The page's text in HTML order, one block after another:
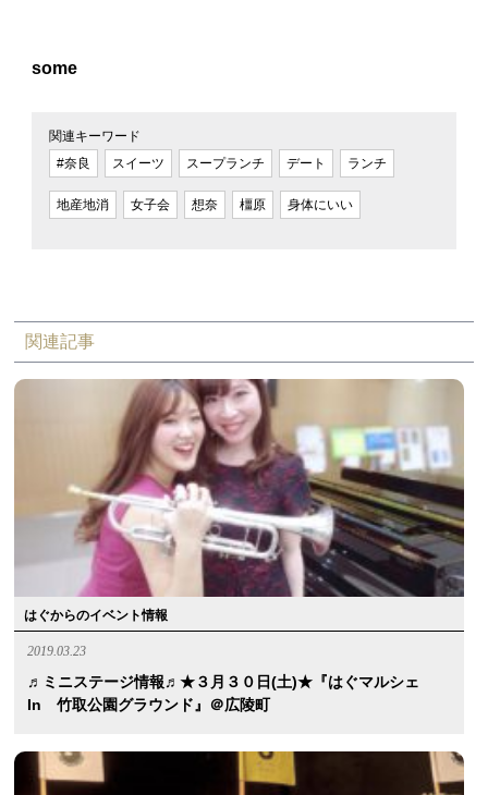
some
関連キーワード
#奈良
スイーツ スープランチ デート ランチ
地産地消 女子会 想奈 橿原 身体にいい
関連記事
はぐからのイベント情報
2019.03.23
♬ミニステージ情報♬★３月３０日(土)★『はぐマルシェ
In 竹取公園グラウンド』＠広陵町